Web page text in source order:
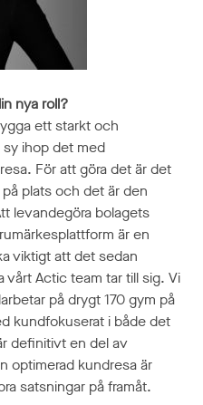
nya roll?
ett starkt och
ihop det med
För att göra det är det
plats och det är den
levandegöra bolagets
är en
viktigt att det sedan
vårt Actic team tar till sig. Vi
på drygt 170 gym på
kundfokuserat i både det
definitivt en del av
optimerad kundresa är
satsningar på framåt.